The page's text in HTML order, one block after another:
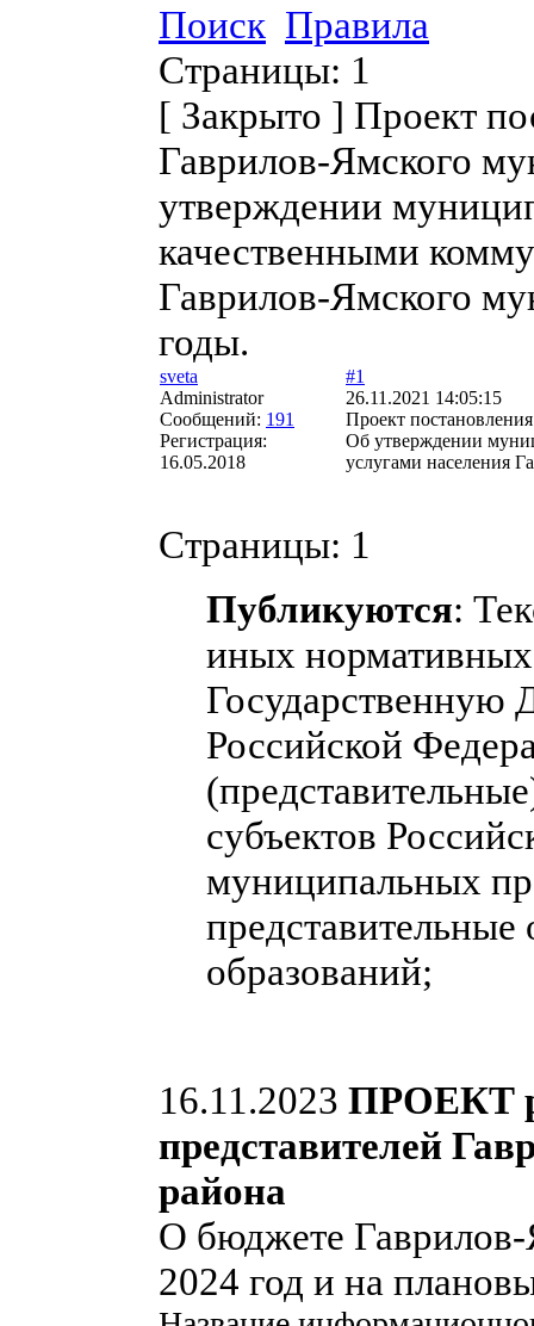
Поиск Правила
Страницы: 1
[ Закрыто ] Проект
Гаврилов-Ямского
утверждении
качественными
Гаврилов-Ямского
годы.
sveta
Administrator
Сообщений: 191
Регистрация:
16.05.2018
#1
26.11.2021 14:05:15
Проект
Об утверждении
услугами населения
Страницы: 1
Публикуются:
иных
Государственную
Российской
субъектов
муниципальных
образований;
16.11.2023 ПРОЕКТ
представителей
района
О бюджете
2024 год и на